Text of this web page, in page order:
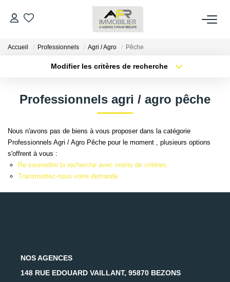
ACHETER
ESTIMER
FAIRE GÉRER
NOS AGENCES
Accueil Professionnels Agri / Agro Pêche
Modifier les critères de recherche
Type de bien
Surface min
Budget max Plus de critères
Professionnels agri / agro pêche
Nous n'avons pas de biens à vous proposer dans la catégorie
Professionnels Agri / Agro Pêche pour le moment , plusieurs options
s'offrent à vous :
Re-soumettre la recherche avec moins de critères.
Transmettez-nous votre demande
NOS AGENCES
148 RUE EDOUARD VAILLANT, 95870 BEZONS